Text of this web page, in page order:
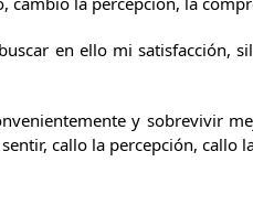
en ello mi satisfacción,
y sobrevivir
callo la percepción, callo